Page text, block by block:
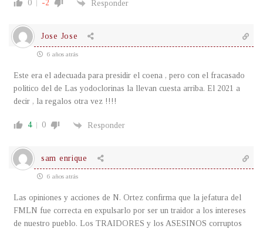
0 -2 Responder
Jose Jose
6 años atrás
Este era el adecuada para presidir el coena , pero con el fracasado
politico del de Las yodoclorinas la llevan cuesta arriba. El 2021 a
decir , la regalos otra vez !!!!
4 0 Responder
sam enrique
6 años atrás
Las opiniones y acciones de N. Ortez confirma que la jefatura del
FMLN fue correcta en expulsarlo por ser un traidor a los intereses
de nuestro pueblo. Los TRAIDORES y los ASESINOS corruptos